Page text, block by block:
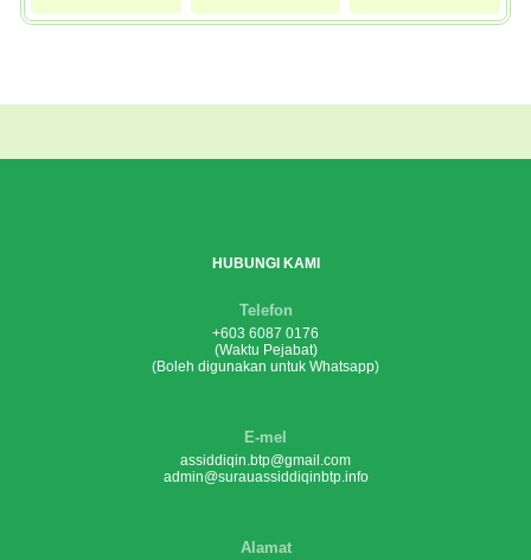
HUBUNGI KAMI
Telefon
+603 6087 0176
(Waktu Pejabat)
(Boleh digunakan untuk Whatsapp)
E-mel
assiddiqin.btp@gmail.com
admin@surauassiddiqinbtp.info
Alamat